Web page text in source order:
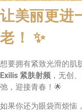
让美丽更进
老！ ✨
想要拥有紧致光滑的肌
Exilis 紧肤射频 ，无创
弛，迎接青春！🌟
如果你还为眼袋而烦恼